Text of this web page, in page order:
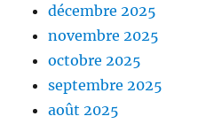
décembre 2025
novembre 2025
octobre 2025
septembre 2025
août 2025